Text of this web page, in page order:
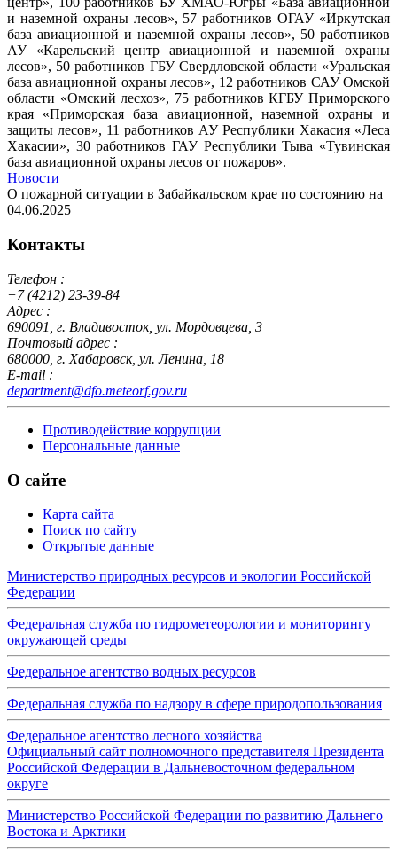
и наземной охраны лесов», 57 работников ОГАУ «Иркутская
база авиационной и наземной охраны лесов», 50 работников
АУ «Карельский центр авиационной и наземной охраны
лесов», 50 работников ГБУ Свердловской области «Уральская
база авиационной охраны лесов», 12 работников САУ Омской
области «Омский лесхоз», 75 работников КГБУ Приморского
края «Приморская база авиационной, наземной охраны и
защиты лесов», 11 работников АУ Республики Хакасия «Леса
Хакасии», 30 работников ГАУ Республики Тыва «Тувинская
база авиационной охраны лесов от пожаров».
Новости
О пожарной ситуации в Забайкальском крае по состоянию на
04.06.2025
Контакты
Телефон :
+7 (4212) 23-39-84
Адрес :
690091, г. Владивосток, ул. Мордовцева, 3
Почтовый адрес :
680000, г. Хабаровск, ул. Ленина, 18
E-mail :
department@dfo.meteorf.gov.ru
Противодействие коррупции
Персональные данные
О сайте
Карта сайта
Поиск по сайту
Открытые данные
Министерство природных ресурсов и экологии Российской
Федерации
Федеральная служба по гидрометеорологии и мониторингу
окружающей среды
Федеральное агентство водных ресурсов
Федеральная служба по надзору в сфере природопользования
Федеральное агентство лесного хозяйства
Официальный сайт полномочного представителя Президента
Российской Федерации в Дальневосточном федеральном
округе
Министерство Российской Федерации по развитию Дальнего
Востока и Арктики